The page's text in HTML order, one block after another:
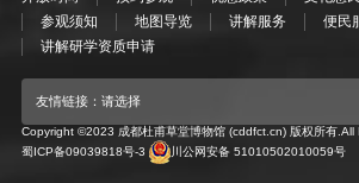
参观须知
地图导览 讲解服务
便民
讲解研学资质申请
友情链接：请选择
Copyright ©2023 成都杜甫草堂博物馆 (cddfct.cn) 版权所有.All
蜀ICP备09039818号-3
川公网安备 51010502010059号